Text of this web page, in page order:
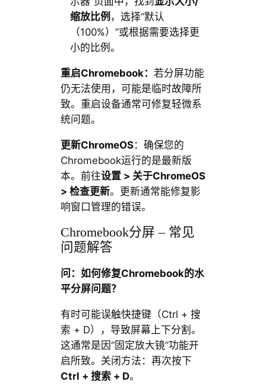
缩放比例 ，选择“默认
（100%）”或根据需要选择更
小的比例。
重启Chromebook： 若分屏功能
仍无法使用，可能是临时故障所
致。重启设备通常可修复轻微系
统问题。
更新ChromeOS：确保您的
Chromebook运行的是最新版
本。前往设置 > 关于ChromeOS
> 检查更新。更新通常能修复影
响窗口管理的错误。
Chromebook分屏 – 常见
问题解答
问：如何修复Chromebook的水
平分屏问题？
有时可能误触快捷键（Ctrl + 搜
索 + D），导致屏幕上下分割。
这通常是因“固定放大镜”功能开
启所致。关闭方法：再次按下
Ctrl + 搜索 + D。